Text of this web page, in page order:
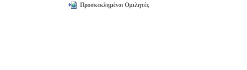
Προσκεκλημένοι Ομιλητές